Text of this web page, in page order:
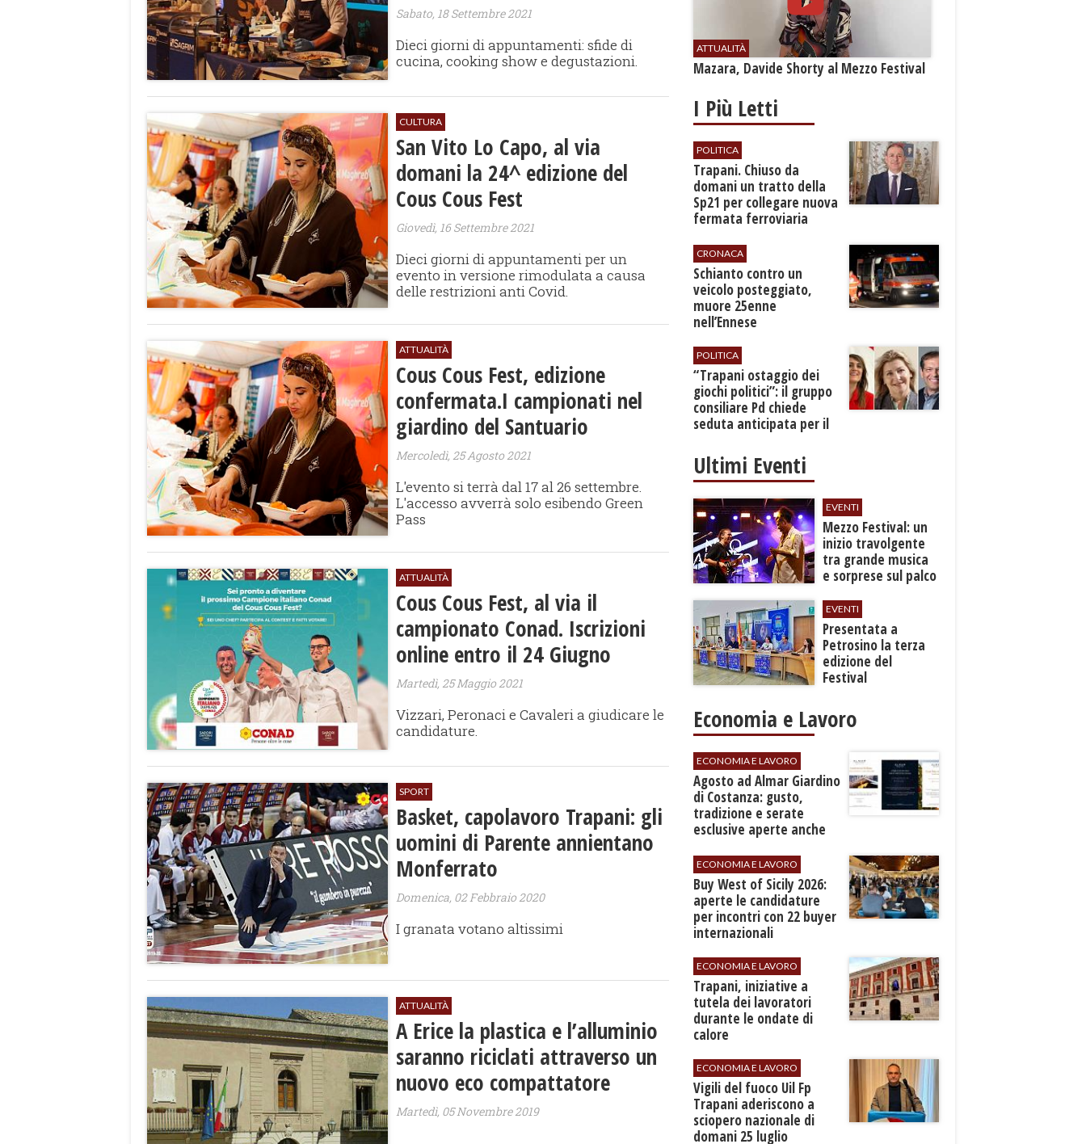
Sabato, 18 Settembre 2021
Dieci giorni di appuntamenti: sfide di
cucina, cooking show e degustazioni.
CULTURA
San Vito Lo Capo, al via
domani la 24^ edizione del
Cous Cous Fest
Giovedì, 16 Settembre 2021
Dieci giorni di appuntamenti per un
evento in versione rimodulata a causa
delle restrizioni anti Covid.
ATTUALITÀ
Cous Cous Fest, edizione
confermata.I campionati nel
giardino del Santuario
Mercoledì, 25 Agosto 2021
L'evento si terrà dal 17 al 26 settembre.
L'accesso avverrà solo esibendo Green
Pass
ATTUALITÀ
Cous Cous Fest, al via il
campionato Conad. Iscrizioni
online entro il 24 Giugno
Martedì, 25 Maggio 2021
Vizzari, Peronaci e Cavaleri a giudicare le
candidature.
SPORT
Basket, capolavoro Trapani: gli
uomini di Parente annientano
Monferrato
Domenica, 02 Febbraio 2020
I granata votano altissimi
ATTUALITÀ
A Erice la plastica e l’alluminio
saranno riciclati attraverso un
nuovo eco compattatore
Martedì, 05 Novembre 2019
ATTUALITÀ
Mazara, Davide Shorty al Mezzo Festival
I Più Letti
POLITICA
​Trapani. Chiuso da
domani un tratto della
Sp21 per collegare nuova
fermata ferroviaria
CRONACA
​Schianto contro un
veicolo posteggiato,
muore 25enne
nell’Ennese
POLITICA
​“Trapani ostaggio dei
giochi politici”: il gruppo
consiliare Pd chiede
seduta anticipata per il
Ultimi Eventi
EVENTI
Mezzo Festival: un
inizio travolgente
tra grande musica
e sorprese sul palco
EVENTI
Presentata a
Petrosino la terza
edizione del
Festival
"Voci dal
Economia e Lavoro
ECONOMIA E LAVORO
Agosto ad Almar Giardino
di Costanza: gusto,
tradizione e serate
esclusive aperte anche
ECONOMIA E LAVORO
Buy West of Sicily 2026:
aperte le candidature
per incontri con 22 buyer
internazionali
ECONOMIA E LAVORO
​Trapani, iniziative a
tutela dei lavoratori
durante le ondate di
calore
ECONOMIA E LAVORO
​Vigili del fuoco Uil Fp
Trapani aderiscono a
sciopero nazionale di
domani 25 luglio